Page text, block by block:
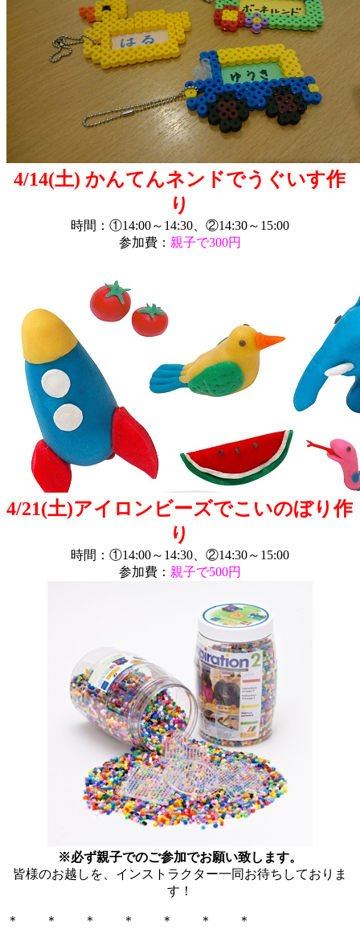
4/14(土) かんてんネンドでうぐいす作
り
時間：①14:00～14:30、②14:30～15:00
参加費： 親子で300円
4/21(土)アイロンビーズでこいのぼり作
り
時間：①14:00～14:30、②14:30～15:00
参加費： 親子で500円
※必ず親子でのご参加でお願い致します。
皆様のお越しを、インストラクター一同お待ちしておりま
す！
＊ ＊ ＊ ＊ ＊ ＊ ＊